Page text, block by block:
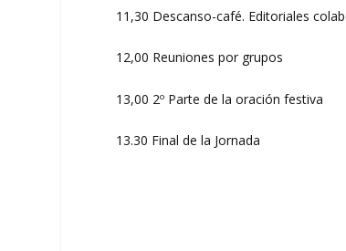
11,30 Descanso-café. Editoriales
12,00 Reuniones por grupos
13,00 2º Parte de la oración festiva
13.30 Final de la Jornada